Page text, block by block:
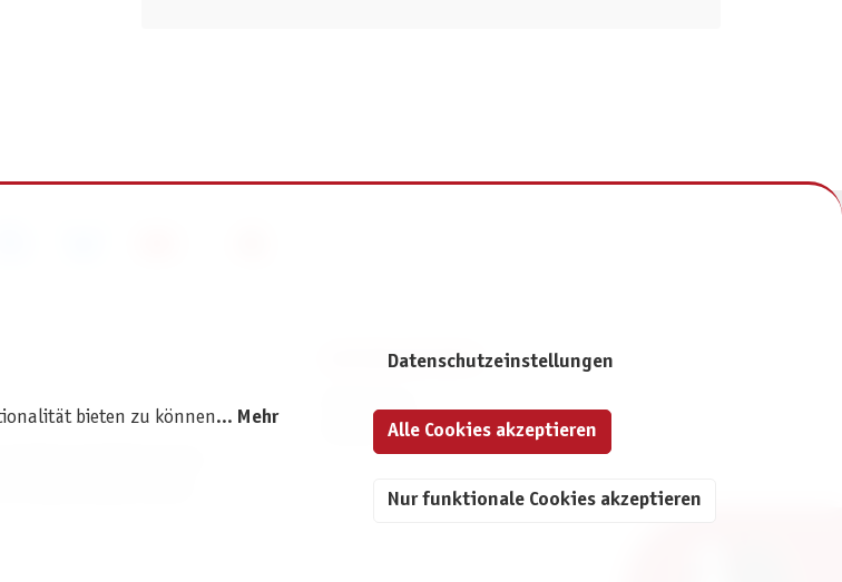
INFORMATIONEN
Datenschutz
bieten zu können... Mehr
Datenschutzeinstellungen
Nur funktionale Cookies akzeptieren
Alle Cookies akzeptieren